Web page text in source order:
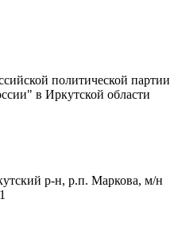
политической партии
в Иркутской области
р-н, р.п. Маркова, м/н